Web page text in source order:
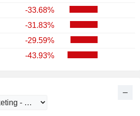
-33.68%
-31.83%
-29.59%
-43.93%